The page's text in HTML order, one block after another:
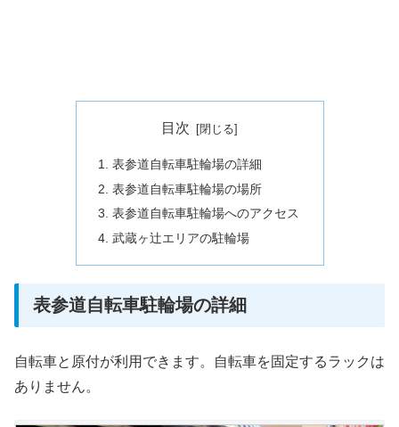
目次
表参道自転車駐輪場の詳細
表参道自転車駐輪場の場所
表参道自転車駐輪場へのアクセス
武蔵ヶ辻エリアの駐輪場
表参道自転車駐輪場の詳細
自転車と原付が利用できます。自転車を固定するラックは
ありません。